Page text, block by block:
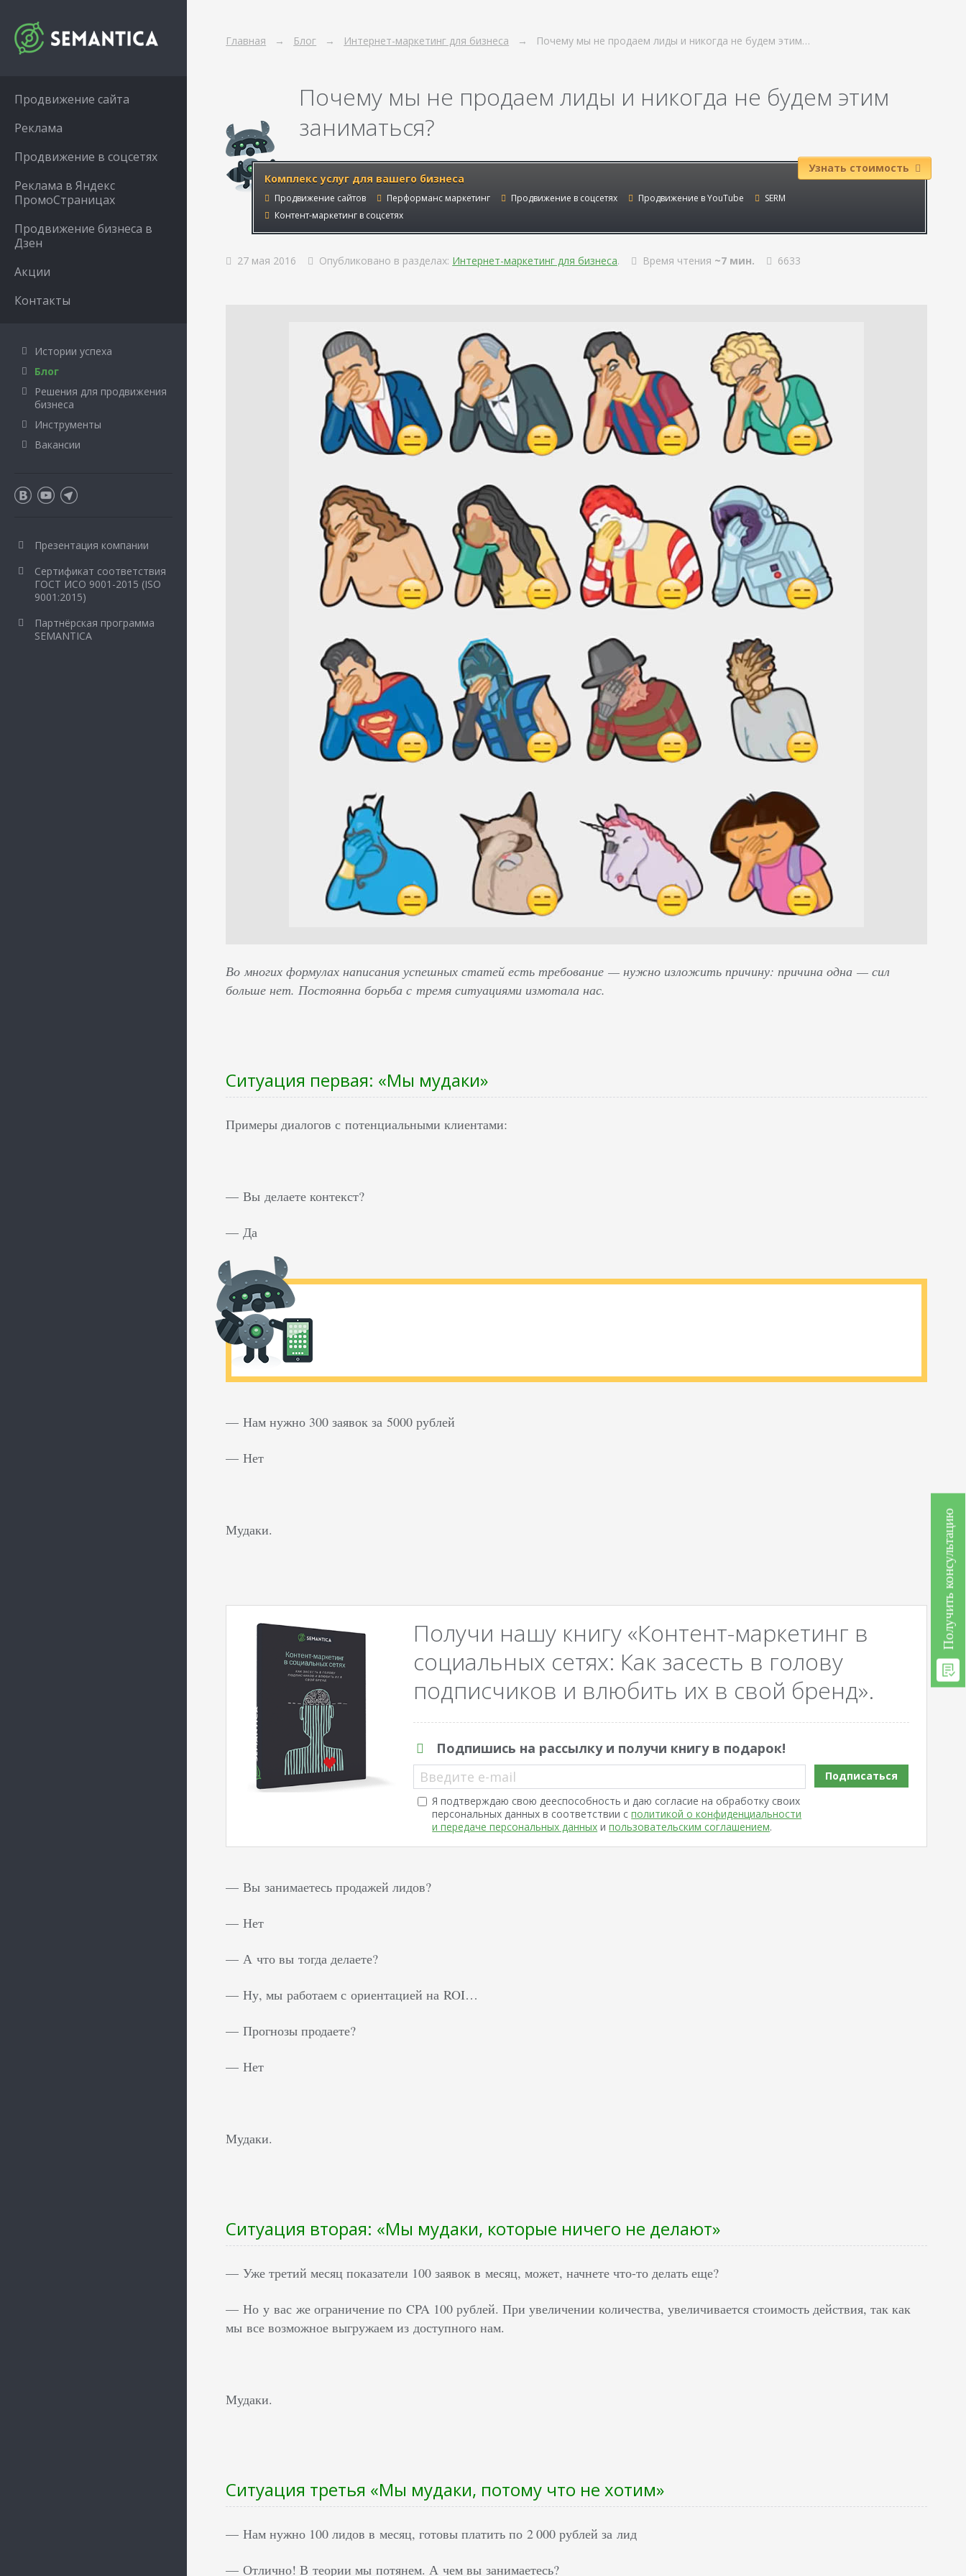
Главная Блог Интернет-маркетинг для бизнеса Почему мы не продаем лиды и никогда не будем этим…
Почему мы не продаем лиды и никогда не будем этим
заниматься?
Комплекс услуг для вашего бизнеса
Продвижение сайтов Перформанс маркетинг Продвижение в соцсетях Продвижение в YouTube
SERM
Контент-маркетинг в соцсетях
Узнать стоимость
27 мая 2016 Опубликовано в разделах: Интернет-маркетинг для бизнеса. Время чтения ~7 мин. 6633
Во многих формулах написания успешных статей есть требование — нужно изложить причину: причина одна — сил
больше нет. Постоянна борьба с тремя ситуациями измотала нас.
Ситуация первая: «Мы мудаки»
Примеры диалогов с потенциальными клиентами:
— Вы делаете контекст?
— Да
— Нам нужно 300 заявок за 5000 рублей
— Нет
Мудаки.
Получи нашу книгу «Контент-маркетинг в
социальных сетях: Как засесть в голову
подписчиков и влюбить их в свой бренд».
Подпишись на рассылку и получи книгу в подарок!
Введите e-mail
Я подтверждаю свою дееспособность и даю согласие на обработку своих
персональных данных в соответствии сполитикой о конфиденциальности
и передаче персональных данных ипользовательским соглашением.
Подписаться
— Вы занимаетесь продажей лидов?
— Нет
— А что вы тогда делаете?
— Ну, мы работаем с ориентацией на ROI…
— Прогнозы продаете?
— Нет
Мудаки.
Ситуация вторая: «Мы мудаки, которые ничего не делают»
— Уже третий месяц показатели 100 заявок в месяц, может, начнете что-то делать еще?
— Но у вас же ограничение по CPA 100 рублей. При увеличении количества, увеличивается стоимость действия, так как
мы все возможное выгружаем из доступного нам.
Мудаки.
Ситуация третья «Мы мудаки, потому что не хотим»
— Нам нужно 100 лидов в месяц, готовы платить по 2 000 рублей за лид
— Отлично! В теории мы потянем. А чем вы занимаетесь?
Продвижение сайта
Реклама
Продвижение в соцсетях
Реклама в Яндекс
ПромоСтраницах
Продвижение бизнеса в
Дзен
Акции
Контакты
Истории успеха
Блог
Решения для продвижения
бизнеса
Инструменты
Вакансии
Презентация компании
Сертификат соответствия
ГОСТ ИСО 9001-2015 (ISO
9001:2015)
Партнёрская программа
SEMANTICA
Получить консультацию